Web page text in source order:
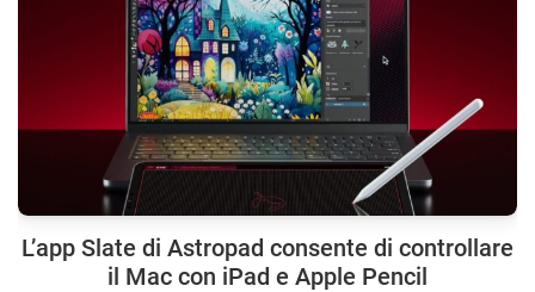
L’app Slate di Astropad consente di controllare
il Mac con iPad e Apple Pencil